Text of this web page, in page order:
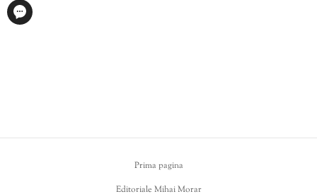
Prima pagina
Editoriale Mihai Morar